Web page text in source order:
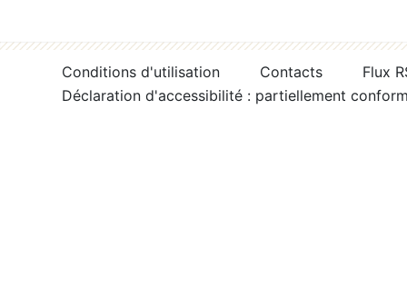
Conditions d'utilisation Contacts
Flux
Déclaration d'accessibilité : partiellement